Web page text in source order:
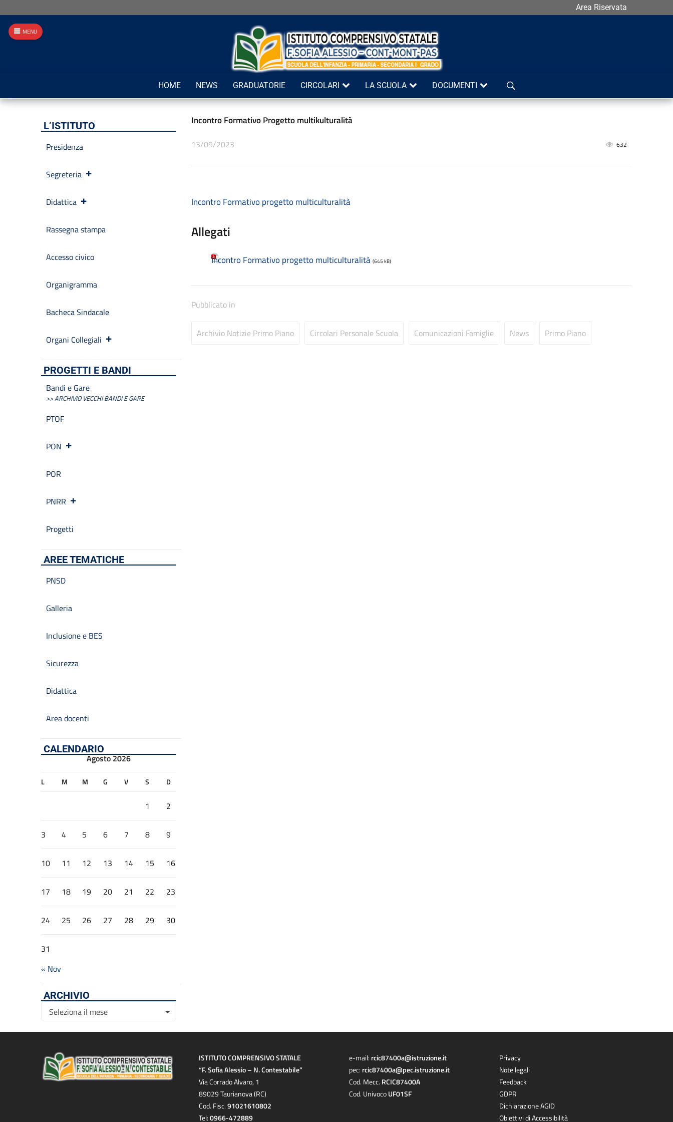
Area Riservata
Cerca
HOME NEWS GRADUATORIE CIRCOLARI LA SCUOLA DOCUMENTI
Incontro Formativo Progetto multikulturalità
13/09/2023 632
Incontro Formativo progetto multiculturalità
Allegati
Incontro Formativo progetto multiculturalità (645 kB)
Pubblicato in
Archivio Notizie Primo Piano Circolari Personale Scuola Comunicazioni Famiglie News Primo Piano
L’ISTITUTO
Presidenza
Segreteria
Didattica
Rassegna stampa
Accesso civico
Organigramma
Bacheca Sindacale
Organi Collegiali
PROGETTI E BANDI
Bandi e Gare
>> ARCHIVIO VECCHI BANDI E GARE
PTOF
PON
POR
PNRR
Progetti
AREE TEMATICHE
PNSD
Galleria
Inclusione e BES
Sicurezza
Didattica
Area docenti
CALENDARIO
Agosto 2026
L M M G V S D
1 2
3 4 5 6 7 8 9
10 11 12 13 14 15 16
17 18 19 20 21 22 23
24 25 26 27 28 29 30
31
« Nov
ARCHIVIO
Archivio
Seleziona il mese
ISTITUTO COMPRENSIVO STATALE
“F. Sofia Alessio – N. Contestabile”
Via Corrado Alvaro, 1
89029 Taurianova (RC)
Cod. Fisc.91021610802
Tel:0966-472889
e-mail: rcic87400a@istruzione.it
pec: rcic87400a@pec.istruzione.it
Cod. Mecc. RCIC87400A
Cod. UnivocoUF01SF
Privacy
Note legali
Feedback
GDPR
Dichiarazione AGID
Obiettivi di Accessibilità
MENU